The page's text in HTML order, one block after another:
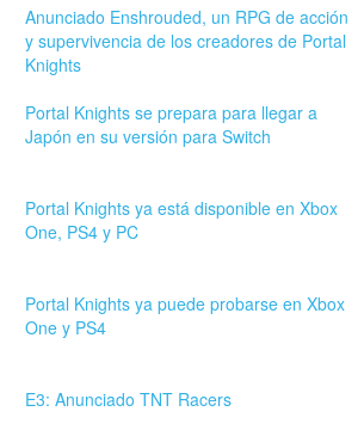
Anunciado Enshrouded, un RPG de acción
y supervivencia de los creadores de Portal
Knights
Portal Knights se prepara para llegar a
Japón en su versión para Switch
Portal Knights ya está disponible en Xbox
One, PS4 y PC
Portal Knights ya puede probarse en Xbox
One y PS4
E3: Anunciado TNT Racers